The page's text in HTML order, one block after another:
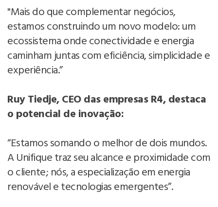
"Mais do que complementar negócios,
estamos construindo um novo modelo: um
ecossistema onde conectividade e energia
caminham juntas com eficiência, simplicidade e
experiência.”
Ruy Tiedje, CEO das empresas R4, destaca
o potencial de inovação:
“Estamos somando o melhor de dois mundos.
A Unifique traz seu alcance e proximidade com
o cliente; nós, a especialização em energia
renovável e tecnologias emergentes”.